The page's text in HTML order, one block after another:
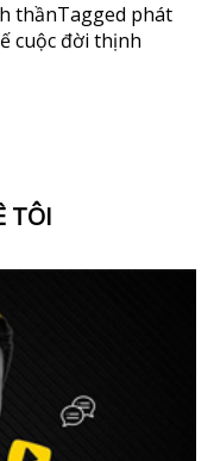
thầnTagged phát
cuộc đời thịnh
TÔI